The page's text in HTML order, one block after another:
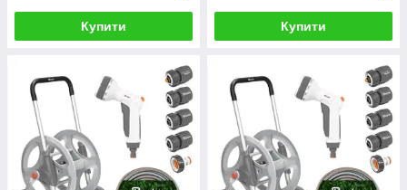
Купити Купити